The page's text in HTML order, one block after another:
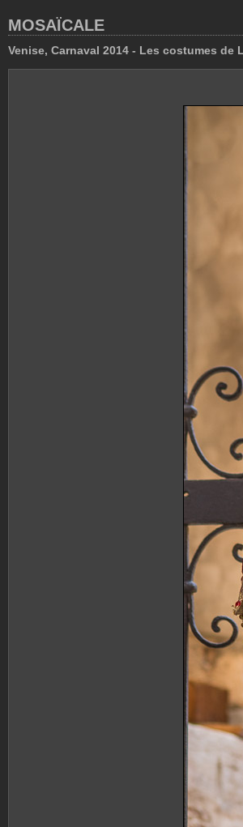
MOSAÏCALE
Venise, Carnaval 2014 - Les costumes de